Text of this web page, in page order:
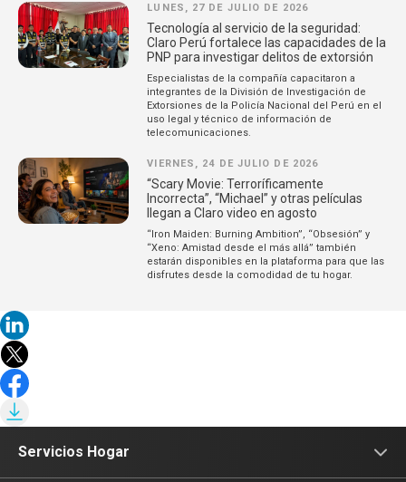
LUNES, 27 DE JULIO DE 2026
Tecnología al servicio de la seguridad:
Claro Perú fortalece las capacidades de la
PNP para investigar delitos de extorsión
Especialistas de la compañía capacitaron a
integrantes de la División de Investigación de
Extorsiones de la Policía Nacional del Perú en el
uso legal y técnico de información de
telecomunicaciones.
VIERNES, 24 DE JULIO DE 2026
“Scary Movie: Terroríficamente
Incorrecta”, “Michael” y otras películas
llegan a Claro video en agosto
“Iron Maiden: Burning Ambition”, “Obsesión” y
“Xeno: Amistad desde el más allá” también
estarán disponibles en la plataforma para que las
disfrutes desde la comodidad de tu hogar.
Servicios Hogar